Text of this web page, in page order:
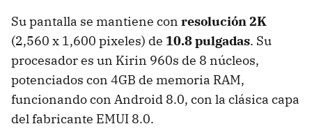
Su pantalla se mantiene con resolución 2K
(2,560 x 1,600 pixeles) de 10.8 pulgadas. Su
procesador es un Kirin 960s de 8 núcleos,
potenciados con 4GB de memoria RAM,
funcionando con Android 8.0, con la clásica capa
del fabricante EMUI 8.0.